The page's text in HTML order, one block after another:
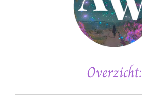
Overzicht: